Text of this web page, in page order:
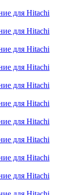
для Hitachi
для Hitachi
для Hitachi
для Hitachi
для Hitachi
для Hitachi
для Hitachi
для Hitachi
для Hitachi
для Hitachi